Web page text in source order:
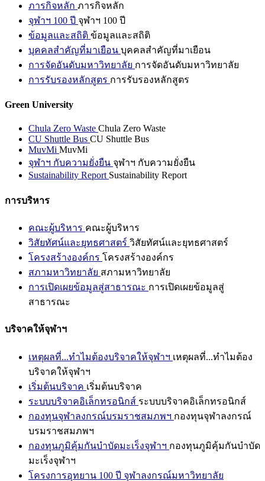
ภารกิจหลัก ภารกิจหลัก
จุฬาฯ 100 ปี จุฬาฯ 100 ปี
ข้อมูลและสถิติ ข้อมูลและสถิติ
บุคคลสำคัญที่มาเยือน บุคคลสำคัญที่มาเยือน
การจัดอันดับมหาวิทยาลัย การจัดอันดับมหาวิทยาลัย
การรับรองหลักสูตร การรับรองหลักสูตร
Green University
Chula Zero Waste Chula Zero Waste
CU Shuttle Bus CU Shuttle Bus
MuvMi MuvMi
จุฬาฯ กับความยั่งยืน จุฬาฯ กับความยั่งยืน
Sustainability Report Sustainability Report
การบริหาร
คณะผู้บริหาร คณะผู้บริหาร
วิสัยทัศน์และยุทธศาสตร์ วิสัยทัศน์และยุทธศาสตร์
โครงสร้างองค์กร โครงสร้างองค์กร
สภามหาวิทยาลัย สภามหาวิทยาลัย
การเปิดเผยข้อมูลสู่สาธารณะ การเปิดเผยข้อมูลสู่
สาธารณะ
บริจาคให้จุฬาฯ
เหตุผลที่...ทำไมต้องบริจาคให้จุฬาฯ เหตุผลที่...ทำไมต้อง
บริจาคให้จุฬาฯ
เริ่มต้นบริจาค เริ่มต้นบริจาค
ระบบบริจาคอิเล็กทรอนิกส์ ระบบบริจาคอิเล็กทรอนิกส์
กองทุนจุฬาลงกรณ์บรมราชสมภพฯ กองทุนจุฬาลงกรณ์
บรมราชสมภพฯ
กองทุนภูมิคุ้มกันบำบัดมะเร็งจุฬาฯ กองทุนภูมิคุ้มกันบำบัด
มะเร็งจุฬาฯ
โครงการอุทยาน 100 ปี จุฬาลงกรณ์มหาวิทยาลัย